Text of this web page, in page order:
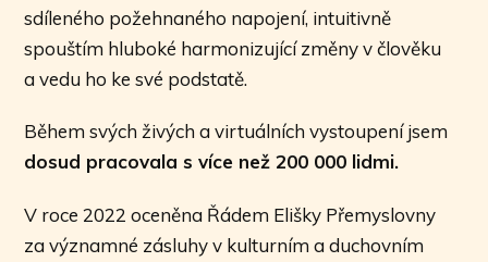
sdíleného požehnaného napojení, intuitivně
spouštím hluboké harmonizující změny v člověku
a vedu ho ke své podstatě.
Během svých živých a virtuálních vystoupení jsem
dosud pracovala s více než 200 000 lidmi.
V roce 2022 oceněna Řádem Elišky Přemyslovny
za významné zásluhy v kulturním a duchovním